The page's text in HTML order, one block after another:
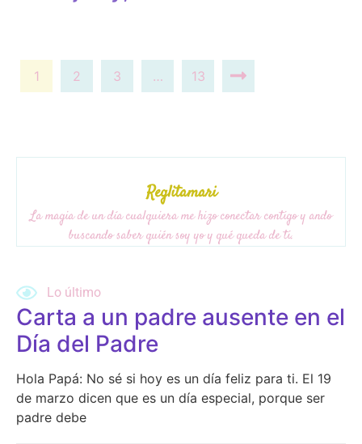
1 2 3 … 13
Reglitamari
La magia de un día cualquiera me hizo conectar contigo y ando
buscando saber quién soy yo y qué queda de ti.
Write for us
Lo último
Carta a un padre ausente en el
Día del Padre
Hola Papá: No sé si hoy es un día feliz para ti. El 19
de marzo dicen que es un día especial, porque ser
padre debe